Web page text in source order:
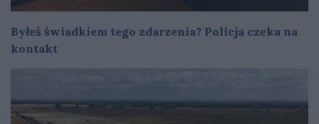
Byłeś świadkiem tego zdarzenia? Policja czeka na
kontakt